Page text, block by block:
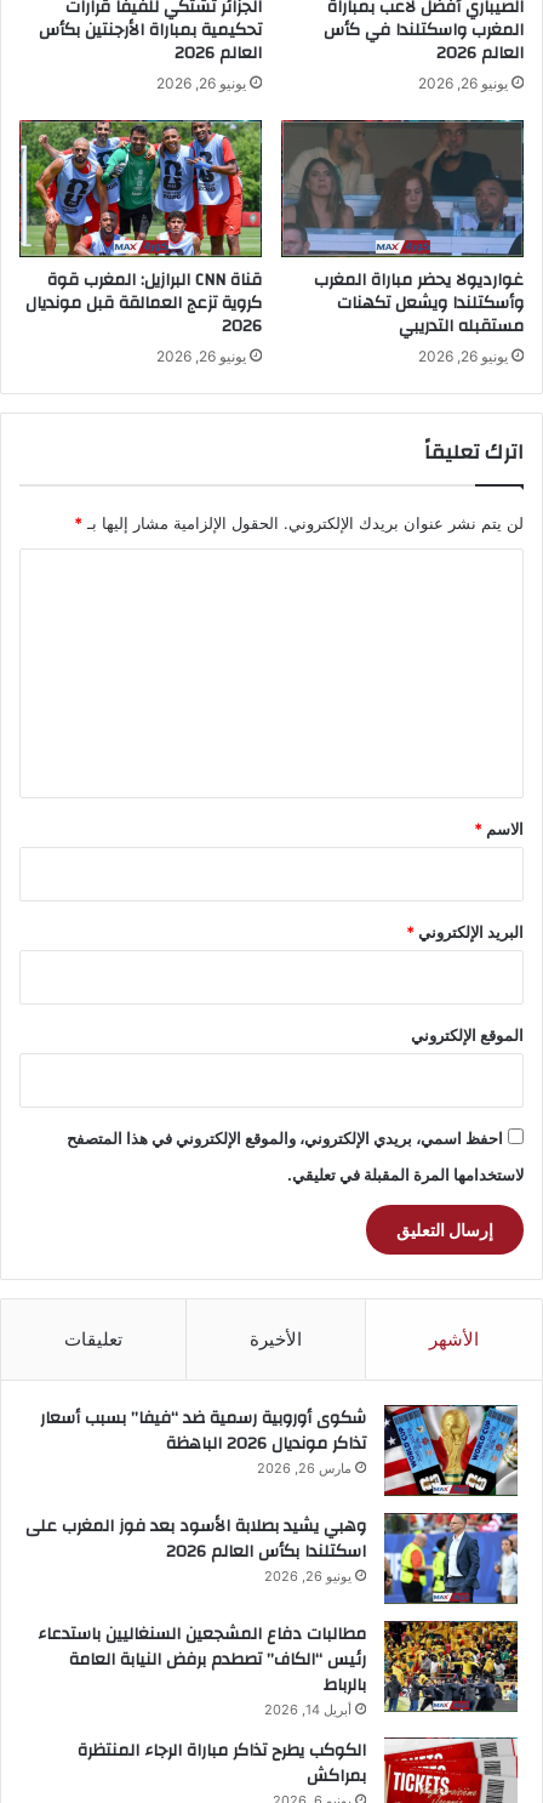
الصيباري أفضل لاعب بمباراة
المغرب واسكتلندا في كأس
العالم 2026
يونيو 26, 2026
الجزائر تشتكي للفيفا قرارات
تحكيمية بمباراة الأرجنتين بكأس
العالم 2026
يونيو 26, 2026
غوارديولا يحضر مباراة المغرب
وأسكتلندا ويشعل تكهنات
مستقبله التدريبي
يونيو 26, 2026
قناة CNN البرازيل: المغرب قوة
كروية تزعج العمالقة قبل مونديال
2026
يونيو 26, 2026
اترك تعليقاً
لن يتم نشر عنوان بريدك الإلكتروني. الحقول الإلزامية مشار إليها بـ *
*
الاسم *
البريد الإلكتروني*
الموقع الإلكتروني
احفظ اسمي، بريدي الإلكتروني، والموقع الإلكتروني في هذا المتصفح
لاستخدامها المرة المقبلة في تعليقي.
الأشهر الأخيرة تعليقات
شكوى أوروبية رسمية ضد “فيفا” بسبب أسعار
تذاكر مونديال 2026 الباهظة
مارس 26, 2026
وهبي يشيد بصلابة الأسود بعد فوز المغرب على
اسكتلندا بكأس العالم 2026
يونيو 26, 2026
مطالبات دفاع المشجعين السنغاليين باستدعاء
رئيس “الكاف” تصطدم برفض النيابة العامة
بالرباط
أبريل 14, 2026
الكوكب يطرح تذاكر مباراة الرجاء المنتظرة
بمراكش